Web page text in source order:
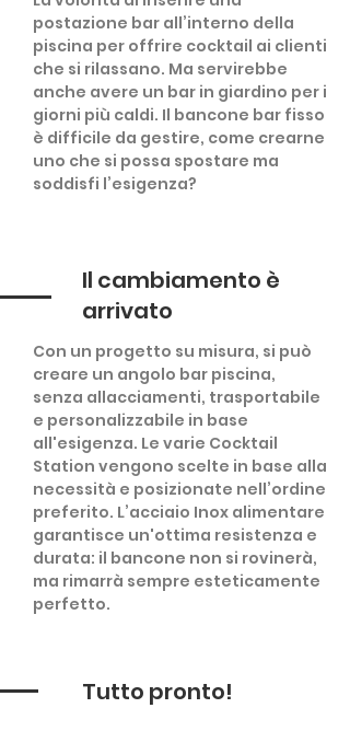
postazione bar all’interno della
piscina per offrire cocktail ai clienti
che si rilassano. Ma servirebbe
anche avere un bar in giardino per i
giorni più caldi. Il bancone bar fisso
è difficile da gestire, come crearne
uno che si possa spostare ma
soddisfi l’esigenza?
Il cambiamento è
arrivato
Con un progetto su misura, si può
creare un angolo bar piscina,
senza allacciamenti, trasportabile
e personalizzabile in base
all'esigenza. Le varie Cocktail
Station vengono scelte in base alla
necessità e posizionate nell’ordine
preferito. L’acciaio Inox alimentare
garantisce un'ottima resistenza e
durata: il bancone non si rovinerà,
ma rimarrà sempre esteticamente
perfetto.
Tutto pronto!